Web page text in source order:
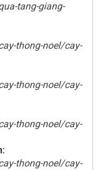
tang-giang-
thong-noel/cay-
thong-noel/cay-
thong-noel/cay-
thong-noel/cay-